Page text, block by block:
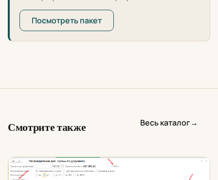
Посмотреть пакет
Смотрите также Весь каталог→
Распределение доп. суммы по документу